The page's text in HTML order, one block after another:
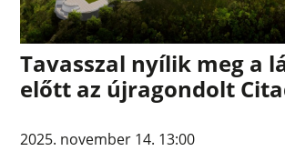
Tavasszal nyílik meg a
előtt az újragondolt
2025. november 14. 13:00